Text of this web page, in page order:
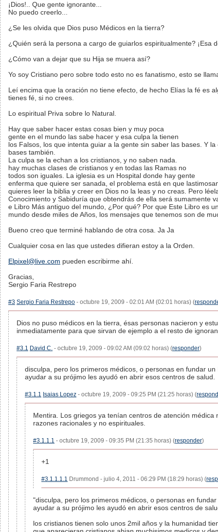
¡Dios!.. Que gente ignorante...
No puedo creerlo...
¿Se les olvida que Dios puso Médicos en la tierra?
¿Quién será la persona a cargo de guiarlos espiritualmente? ¡Esa
¿Cómo van a dejar que su Hija se muera así?
Yo soy Cristiano pero sobre todo esto no es fanatismo, esto se
Leí encima que la oración no tiene efecto, de hecho Elías la fé es
tienes fé, si no crees.
Lo espiritual Priva sobre lo Natural.
Hay que saber hacer estas cosas bien y muy poca
gente en el mundo las sabe hacer y esa culpa la tienen
los Falsos, los que intenta guiar a la gente sin saber las bases. Y
bases también.
La culpa se la echan a los cristianos, y no saben nada.
hay muchas clases de cristianos y en todas las Ramas no
todos son iguales. La iglesia es un Hospital donde hay gente
enferma que quiere ser sanada, el problema está en que
quieres leer la biblia y creer en Dios no la leas y no creas. Pero
Conocimiento y Sabiduría que obtendrás de ella será sumamente
e Libro Más antiguo del mundo, ¿Por qué? Por que Este Libro es
mundo desde miles de Años, los mensajes que tenemos son de
Bueno creo que terminé hablando de otra cosa. Ja Ja
Cualquier cosa en las que ustedes difieran estoy a la Orden.
Elpixel@live.com pueden escribirme ahí.
Gracias,
Sergio Faria Restrepo
#3 Sergio Faria Restrepo - octubre 19, 2009 - 02:01 AM (02:01 horas) (
Dios no puso médicos en la tierra, ésas personas nacieron y
inmediatamente para que sirvan de ejemplo a el resto de
#3.1 David C. - octubre 19, 2009 - 09:02 AM (09:02 horas) (responder)
disculpa, pero los primeros médicos, o personas en fundar
ayudar a su prójimo les ayudó en abrir esos centros de salud.
#3.1.1 Isaias Lopez - octubre 19, 2009 - 09:25 PM (21:25 horas) (
Mentira. Los griegos ya tenían centros de atención
razones racionales y no espirituales.
#3.1.1.1 - octubre 19, 2009 - 09:35 PM (21:35 horas) (responder)
+1
#3.1.1.1.1 Drummond - julio 4, 2011 - 06:29 PM (18:29 horas) (
"disculpa, pero los primeros médicos, o personas en
ayudar a su prójimo les ayudó en abrir esos centros de
los cristianos tienen solo unos 2mil años y la humanidad